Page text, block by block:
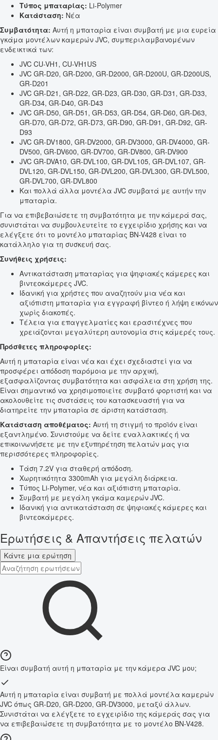
Τύπος μπαταρίας: Li-Polymer
Κατάσταση: Νέα
Συμβατότητα: Αυτή η μπαταρία είναι συμβατή με μια ευρεία
γκάμα μοντέλων καμερών JVC, συμπεριλαμβανομένων
ενδεικτικά των:
JVC CU-VH1, CU-VH1US
JVC GR-D20, GR-D200, GR-D2000, GR-D200U, GR-D200US,
GR-D201
JVC GR-D21, GR-D22, GR-D23, GR-D30, GR-D31, GR-D33,
GR-D34, GR-D40, GR-D43
JVC GR-D50, GR-D51, GR-D53, GR-D54, GR-D60, GR-D63,
GR-D70, GR-D72, GR-D73, GR-D90, GR-D91, GR-D92, GR-
D93
JVC GR-DV1800, GR-DV2000, GR-DV3000, GR-DV4000, GR-
DV500, GR-DV600, GR-DV700, GR-DV800, GR-DV900
JVC GR-DVA10, GR-DVL100, GR-DVL105, GR-DVL107, GR-
DVL120, GR-DVL150, GR-DVL200, GR-DVL300, GR-DVL500,
GR-DVL700, GR-DVL800
Και πολλά άλλα μοντέλα JVC συμβατά με αυτήν την
μπαταρία.
Για να επιβεβαιώσετε τη συμβατότητα με την κάμερά σας,
συνιστάται να συμβουλευτείτε το εγχειρίδιο χρήσης και να
ελέγξετε ότι το μοντέλο μπαταρίας BN-V428 είναι το
κατάλληλο για τη συσκευή σας.
Συνήθεις χρήσεις:
Αντικατάσταση μπαταρίας για ψηφιακές κάμερες και
βιντεοκάμερες JVC.
Ιδανική για χρήστες που αναζητούν μια νέα και
αξιόπιστη μπαταρία για εγγραφή βίντεο ή λήψη εικόνων
χωρίς διακοπές.
Τέλεια για επαγγελματίες και ερασιτέχνες που
χρειάζονται μεγαλύτερη αυτονομία στις κάμερές τους.
Πρόσθετες πληροφορίες:
Αυτή η μπαταρία είναι νέα και έχει σχεδιαστεί για να
προσφέρει απόδοση παρόμοια με την αρχική,
εξασφαλίζοντας συμβατότητα και ασφάλεια στη χρήση της.
Είναι σημαντικό να χρησιμοποιείτε συμβατό φορτιστή και να
ακολουθείτε τις συστάσεις του κατασκευαστή για να
διατηρείτε την μπαταρία σε άριστη κατάσταση.
Κατάσταση αποθέματος: Αυτή τη στιγμή το προϊόν είναι
εξαντλημένο. Συνιστούμε να δείτε εναλλακτικές ή να
επικοινωνήσετε με την εξυπηρέτηση πελατών μας για
περισσότερες πληροφορίες.
Τάση 7.2V για σταθερή απόδοση.
Χωρητικότητα 3300mAh για μεγάλη διάρκεια.
Τύπος Li-Polymer, νέα και αξιόπιστη μπαταρία.
Συμβατή με μεγάλη γκάμα καμερών JVC.
Ιδανική για αντικατάσταση σε ψηφιακές κάμερες και
βιντεοκάμερες.
Ερωτήσεις & Απαντήσεις πελατών
Κάντε μια ερώτηση
Είναι συμβατή αυτή η μπαταρία με την κάμερα JVC μου;
Αυτή η μπαταρία είναι συμβατή με πολλά μοντέλα καμερών
JVC όπως GR-D20, GR-D200, GR-DV3000, μεταξύ άλλων.
Συνιστάται να ελέγξετε το εγχειρίδιο της κάμεράς σας για
να επιβεβαιώσετε τη συμβατότητα με το μοντέλο BN-V428.